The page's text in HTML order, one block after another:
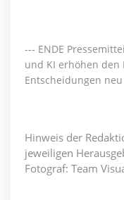
--- ENDE
und KI erhöhen den
Entscheidungen
Hinweis der
jeweiligen
Fotograf: Team